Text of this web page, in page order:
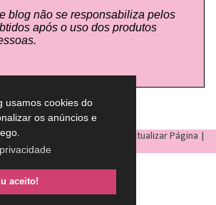
usamos cookies do
os anúncios e
aceito!
blog não se responsabiliza pelos
após o uso dos produtos
os direitos reservados © | Atualizar Página